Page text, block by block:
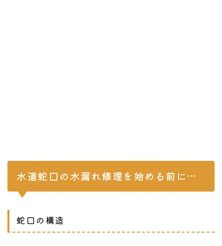
水道蛇口の水漏れ修理を始める前に…
蛇口の構造